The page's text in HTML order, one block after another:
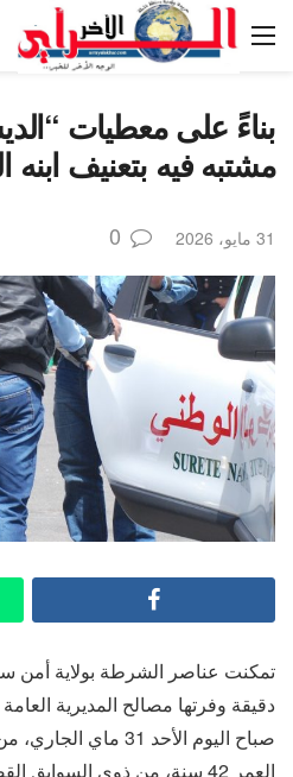
بناءً على معطيات
مشتبه فيه بتعنيف
31 مايو، 2026 0
تمكنت عناصر الشرطة بولاية
دقيقة وفرتها مصالح المديرية
صباح اليوم الأحد 31
العمر 42 سنة، من ذوي السوابق